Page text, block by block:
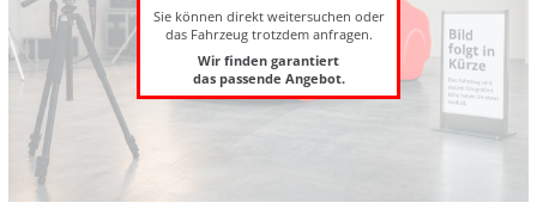
Sie können direkt weitersuchen oder
das Fahrzeug trotzdem anfragen.
Wir finden garantiert
das passende Angebot.